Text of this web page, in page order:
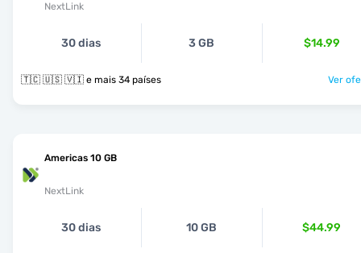
NextLink
30 dias 3 GB $14.99
🇹🇨 🇺🇸 🇻🇮 e mais 34 países Ver
Americas 10 GB
NextLink
30 dias 10 GB $44.99